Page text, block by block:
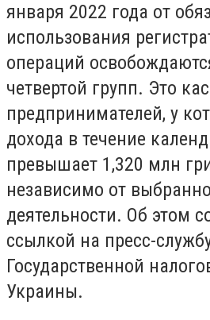
января 2022 года от
использования
операций
четвертой групп. Это
предпринимателей, у
дохода в течение
превышает 1,320 млн
независимо от
деятельности. Об этом
ссылкой на пресс-служб
Государственной
Украины.